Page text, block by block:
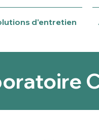
d'entretien